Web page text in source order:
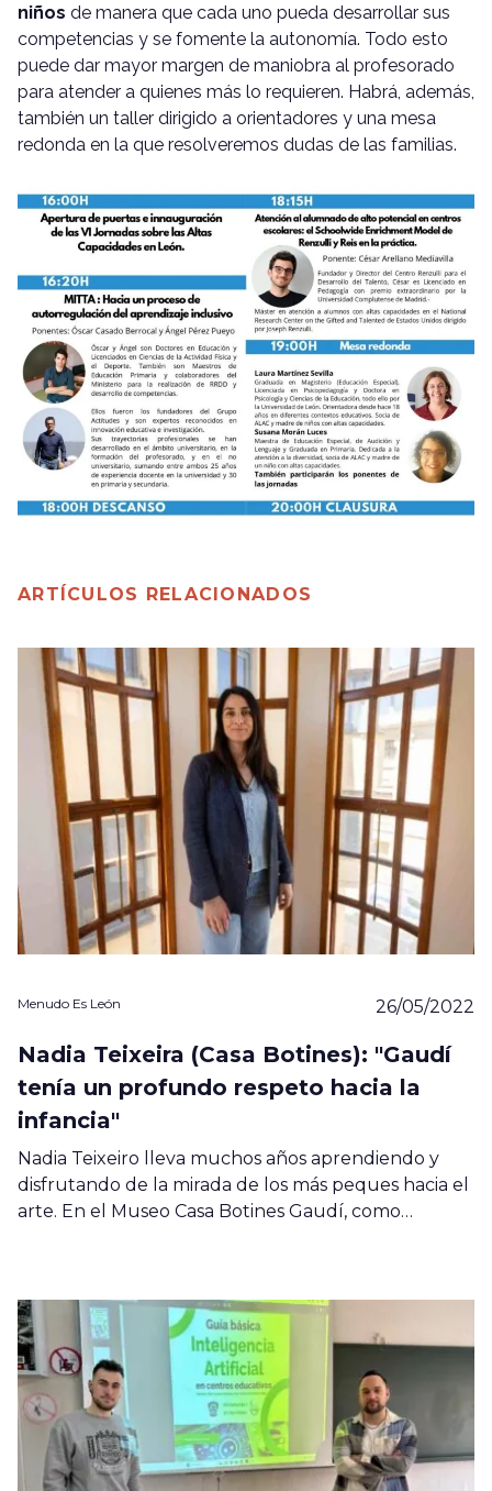
niños de manera que cada uno pueda desarrollar sus
competencias y se fomente la autonomía. Todo esto
puede dar mayor margen de maniobra al profesorado
para atender a quienes más lo requieren. Habrá, además,
también un taller dirigido a orientadores y una mesa
redonda en la que resolveremos dudas de las familias.
ARTÍCULOS RELACIONADOS
Menudo Es León 26/05/2022
Nadia Teixeira (Casa Botines): "Gaudí
tenía un profundo respeto hacia la
infancia"
Nadia Teixeiro lleva muchos años aprendiendo y
disfrutando de la mirada de los más peques hacia el
arte. En el Museo Casa Botines Gaudí, como…